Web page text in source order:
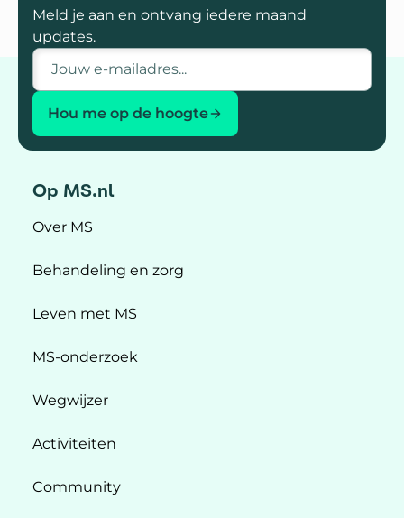
Meld je aan en ontvang iedere maand
updates.
E-mailadres
Hou me op de hoogte
Op MS.nl
Over MS
Behandeling en zorg
Leven met MS
MS-onderzoek
Wegwijzer
Activiteiten
Community